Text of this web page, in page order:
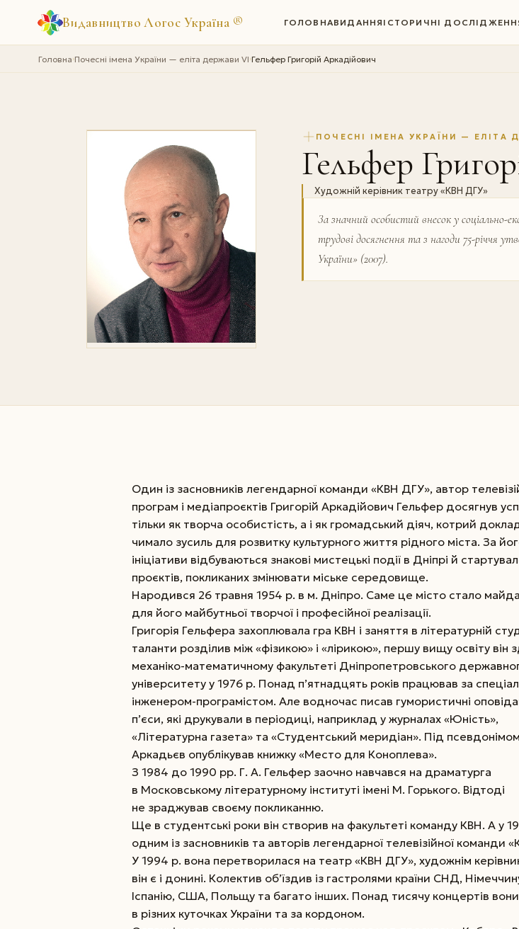
Видавництво Логос Україна ® ГОЛОВНАВИДАННЯ ІСТОРИЧНІ
Головна›Почесні імена України — еліта держави VI›Гельфер Григорій Аркадійович
ПОЧЕСНІ ІМЕНА УКРАЇНИ — ЕЛІТА
Гельфер
Художній керівник театру «КВН ДГУ»
За значний особистий внесок у соціально-
трудові досягнення та з нагоди 75-річчя
Украї­ни» (2007).
Один із засновників легендарної команди «КВН ДГУ», автор
програм і медіа­проєктів Григорій Аркадійович Гельфер досягнув
тільки як творча особистість, а і як громадський діяч, котрий
чимало зусиль для розвитку культурного життя рідного міста. За
ініціативи відбуваються знакові мистецькі події в Дніпрі й
проєктів, покликаних змінювати міське середовище.
Народився 26 травня 1954 р. в м. Дніпро. Саме це місто стало
для його майбутньої творчої і професійної реалізації.
Григорія Гельфера захоплювала гра КВН і заняття в літературній
таланти розділив між «фізи­кою» і «лірикою», першу вищу освіту він
механіко-математичному факультеті Дніпропетровського
університету у 1976 р. Понад п’ятнадцять років працював за
інженером-програмістом. Але водночас писав гумористичні
п’єси, які друкували в періодиці, наприклад у журналах «Юність»,
«Літературна газета» та «Студентський меридіан». Під
Аркадьєв опублікував книжку «Место для Коноплева».
З 1984 до 1990 рр. Г. А. Гельфер заочно навчався на драматурга
в Московському літературному інституті імені М. Горького. Відтоді
не зраджував своєму покликанню.
Ще в студентські роки він створив на факультеті команду КВН. А у
одним із засновників та авторів легендарної телевізійної команди
У 1994 р. вона перетворилася на театр «КВН ДГУ», художнім
він є і донині. Колектив об’їздив із гастролями країни СНД,
Іспанію, США, Польщу та багато інших. Понад тисячу концертів вони
в різних куточках України та за кордоном.